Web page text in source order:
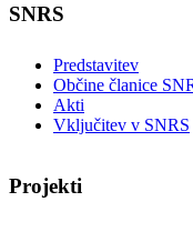
SNRS
Predstavitev
Občine članice
Akti
Vključitev v SNRS
Projekti